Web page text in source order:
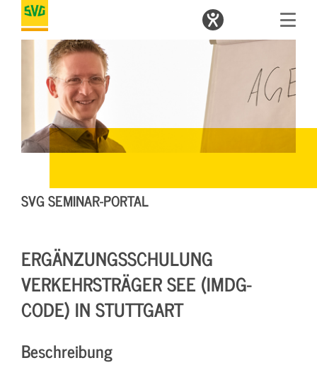
SVG SEMINAR-PORTAL
ERGÄNZUNGSSCHULUNG
VERKEHRSTRÄGER SEE (IMDG-
CODE) IN STUTTGART
Beschreibung